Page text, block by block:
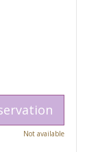
Not available